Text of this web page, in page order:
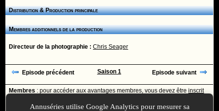
Distribution & Production principale
Membres additionnels de la production
Directeur de la photographie :Chris Seager
Episode précédent Saison 1 Episode suivant
Membres : pour accéder aux avantages membres, vous devez êtreinscrit
Annuséries utilise Google Analytics pour mesurer sa